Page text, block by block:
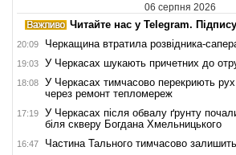
06 серпня 2026
Читайте нас у Telegram.
20:09 Черкащина втратила розвідника-
19:03 У Черкасах шукають причетних до
18:08
У Черкасах тимчасово перекриють
через ремонт тепломереж
17:19
У Черкасах після обвалу ґрунту
біля скверу Богдана Хмельницького
16:47 Частина Тального тимчасово